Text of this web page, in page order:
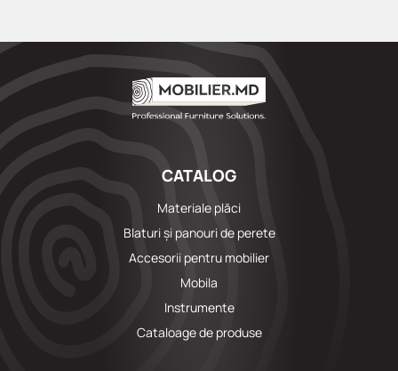
CATALOG
Materiale plăci
Blaturi și panouri de perete
Accesorii pentru mobilier
Mobila
Instrumente
Cataloage de produse